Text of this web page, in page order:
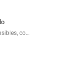
co…